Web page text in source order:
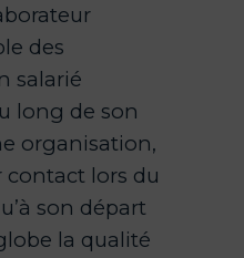
des
salarié
long de son
organisation,
contact lors du
son départ
la qualité